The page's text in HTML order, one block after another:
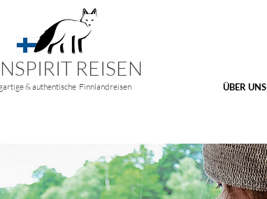
REISEN
& authentische Finnlandreisen ÜBER UNS